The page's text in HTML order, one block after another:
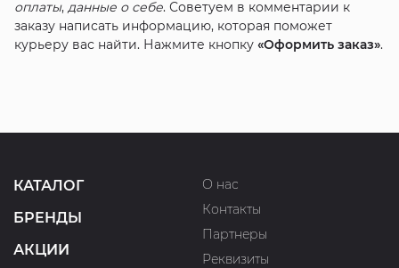
оплаты, данные о себе. Советуем в комментарии к
заказу написать информацию, которая поможет
курьеру вас найти. Нажмите кнопку «Оформить заказ».
КАТАЛОГ
БРЕНДЫ
АКЦИИ
О нас
Контакты
Партнеры
Реквизиты